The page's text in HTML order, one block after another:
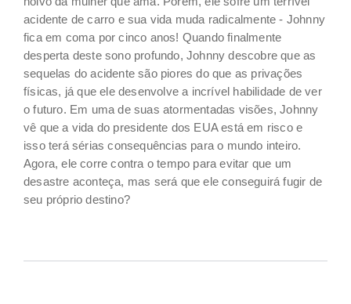
acidente de carro e sua vida muda radicalmente - Johnny
fica em coma por cinco anos! Quando finalmente
desperta deste sono profundo, Johnny descobre que as
sequelas do acidente são piores do que as privações
físicas, já que ele desenvolve a incrível habilidade de ver
o futuro. Em uma de suas atormentadas visões, Johnny
vê que a vida do presidente dos EUA está em risco e
isso terá sérias consequências para o mundo inteiro.
Agora, ele corre contra o tempo para evitar que um
desastre aconteça, mas será que ele conseguirá fugir de
seu próprio destino?